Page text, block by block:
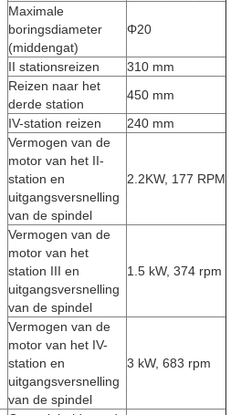
Maximale
boringsdiameter
(middengat)
Φ20
II stationsreizen
310 mm
Reizen naar het
derde station
450 mm
IV-station reizen
240 mm
Vermogen van de
motor van het II-
station en
uitgangsversnelling
van de spindel
2.2KW, 177 RPM
Vermogen van de
motor van het
station III en
uitgangsversnelling
van de spindel
1.5 kW, 374 rpm
Vermogen van de
motor van het IV-
station en
uitgangsversnelling
van de spindel
3 kW, 683 rpm